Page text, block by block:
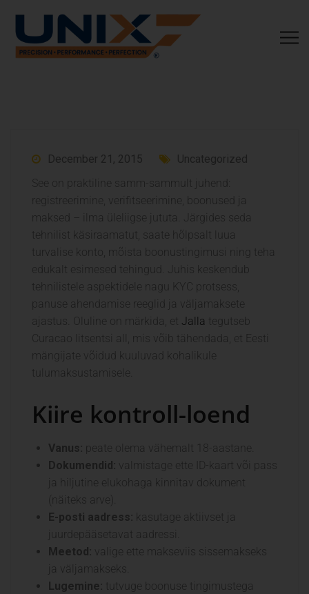
December 21, 2015
Uncategorized
See on praktiline samm-sammult juhend:
registreerimine, verifitseerimine, boonused ja
maksed – ilma üleliigse jututa. Järgides seda
tehnilist käsiraamatut, saate hõlpsalt luua
turvalise konto, mõista boonustingimusi ning teha
edukalt esimesed tehingud. Juhis keskendub
tehnilistele aspektidele nagu KYC protsess,
panuse ahendamise reeglid ja väljamaksete
ajastus. Oluline on märkida, et Jalla tegutseb
Curacao litsentsi all, mis võib tähendada, et Eesti
mängijate võidud kuuluvad kohalikule
tulumaksustamisele.
Kiire kontroll-loend
Vanus: peate olema vähemalt 18-aastane.
Dokumendid:
valmistage ette ID-kaart või pass
ja hiljutine elukohaga kinnitav dokument
(näiteks arve).
E-posti aadress: kasutage aktiivset ja
juurdepääsetavat aadressi.
Meetod:
valige ette makseviis sissemakseks
ja väljamakseks.
Lugemine: tutvuge boonuse tingimustega